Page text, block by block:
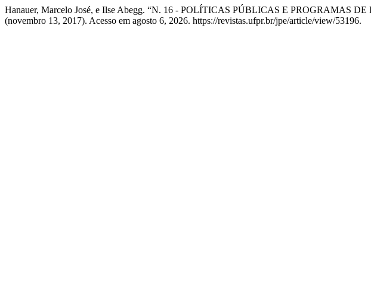
Hanauer, Marcelo José, e Ilse Abegg. “N. 16 - POLÍTICAS PÚBLICAS E PROGRAMAS
(novembro 13, 2017). Acesso em agosto 6, 2026. https://revistas.ufpr.br/jpe/article/view/53196.